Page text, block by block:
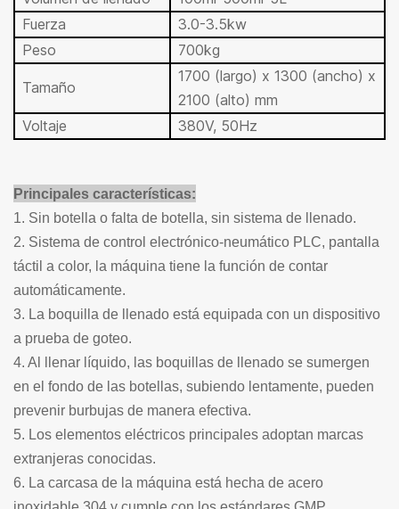
Fuerza
3.0-3.5kw
Peso
700kg
Tamaño
1700 (largo) x 1300 (ancho) x
2100 (alto) mm
Voltaje
380V, 50Hz
Principales características:
1. Sin botella o falta de botella, sin sistema de llenado.
2. Sistema de control electrónico-neumático PLC, pantalla
táctil a color, la máquina tiene la función de contar
automáticamente.
3. La boquilla de llenado está equipada con un dispositivo
a prueba de goteo.
4. Al llenar líquido, las boquillas de llenado se sumergen
en el fondo de las botellas, subiendo lentamente, pueden
prevenir burbujas de manera efectiva.
5. Los elementos eléctricos principales adoptan marcas
extranjeras conocidas.
6. La carcasa de la máquina está hecha de acero